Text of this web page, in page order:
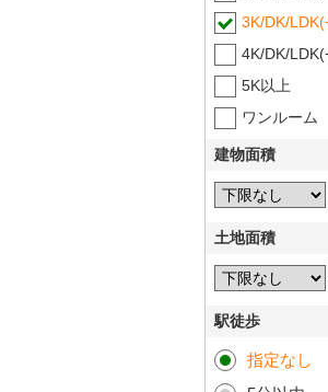
3K/DK/
4K/DK/
5K以上
ワンルーム
建物面積
土地面積
駅徒歩
指定なし